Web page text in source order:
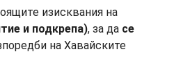
изисквания на
и подкрепа), за да се
на Хавайските